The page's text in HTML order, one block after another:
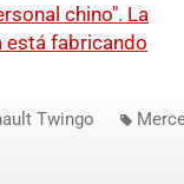
chino". La
está fabricando
Twingo